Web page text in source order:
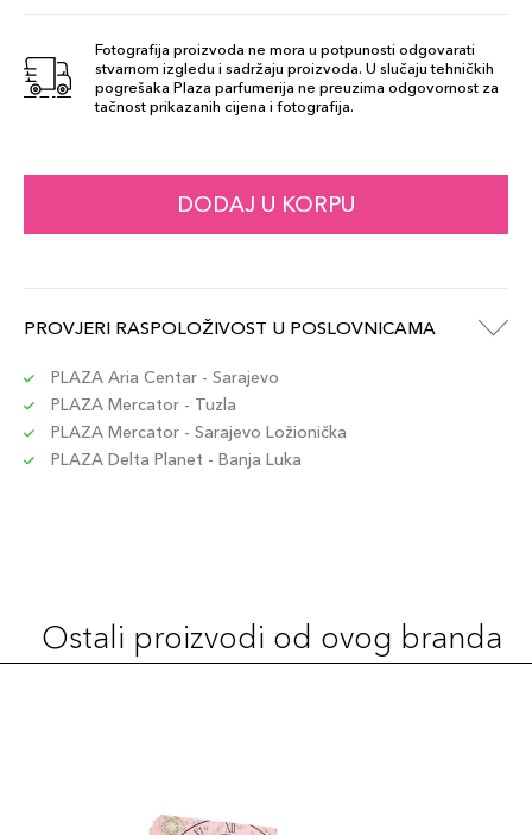
15ml / 16
Šifra artikla
49,00 KM
15ml / 19
15ml / 20
3614274585049
49,00 KM
15ml / 27
Šifra artikla
Fotografija proizvoda ne mora u potpunosti odgovarati
stvarnom izgledu i sadržaju proizvoda. U slučaju tehničkih
pogrešaka Plaza parfumerija ne preuzima odgovornost za
tačnost prikazanih cijena i fotografija.
DODAJ U KORPU
PROVJERI RASPOLOŽIVOST U POSLOVNICAMA
PLAZA Aria Centar - Sarajevo
PLAZA Mercator - Tuzla
PLAZA Mercator - Sarajevo Ložionička
PLAZA Delta Planet - Banja Luka
Ostali proizvodi od ovog branda